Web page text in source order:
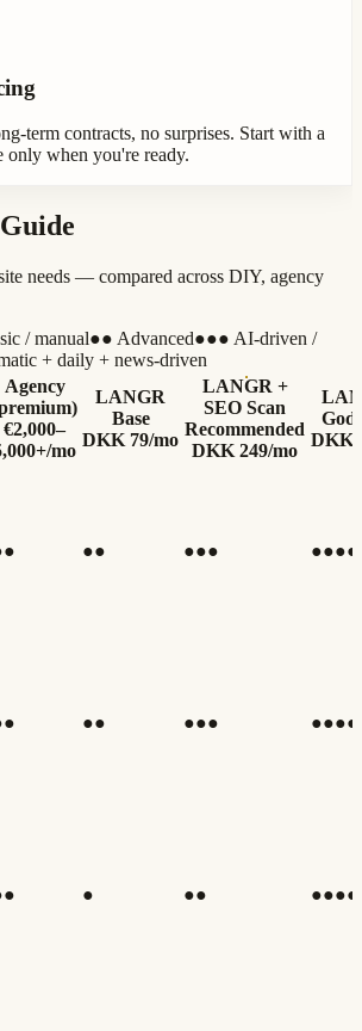
term contracts, no surprises. Start with a
only when you're ready.
needs — compared across DIY, agency
/ manual●● Advanced●●● AI-driven /
+ daily + news-driven
Agency
€2,000–
mo
LANGR
Base
DKK 79/mo
LANGR +
SEO Scan
Recommended
DKK 249/mo
God
DKK
●● ●●● ●●●●
●● ●●● ●●●●
● ●● ●●●●